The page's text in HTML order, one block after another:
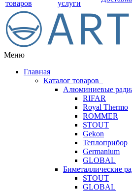
товаров
услуги
Меню
Главная
Каталог товаров
Алюминиевые
RIFAR
Royal Thermo
ROMMER
STOUT
Gekon
Теплоприбор
Germanium
GLOBAL
Биметаллические
STOUT
GLOBAL